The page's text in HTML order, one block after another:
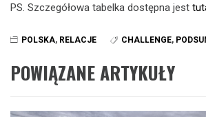
PS. Szczegółowa tabelka dostępna jest
POLSKA, RELACJE CHALLENGE,
POWIĄZANE ARTYKUŁY